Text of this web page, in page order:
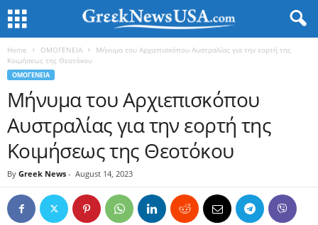
Home ΟΜΟΓΕΝΕΙΑ
Μήνυμα του Αρχιεπισκόπου Αυστραλίας για την εορτή της
Κοιμήσεως της Θεοτόκου
ΟΜΟΓΕΝΕΙΑ
Μήνυμα του Αρχιεπισκόπου
Αυστραλίας για την εορτή της
Κοιμήσεως της Θεοτόκου
By Greek News - August 14, 2023